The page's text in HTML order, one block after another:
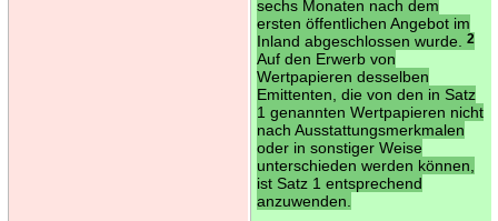
sechs Monaten nach dem
ersten öffentlichen Angebot im
Inland abgeschlossen wurde.
2
Auf den Erwerb von
Wertpapieren desselben
Emittenten, die von den in Satz
1 genannten Wertpapieren nicht
nach Ausstattungsmerkmalen
oder in sonstiger Weise
unterschieden werden können,
ist Satz 1 entsprechend
anzuwenden.